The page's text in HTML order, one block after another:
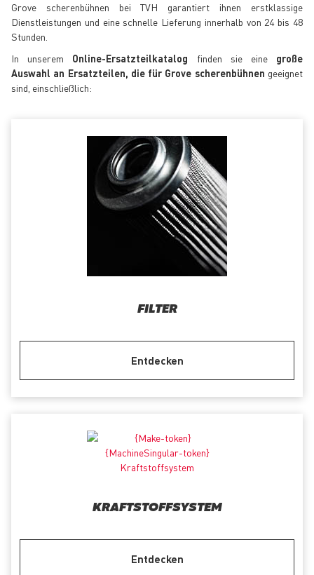
Grove scherenbühnen bei TVH garantiert ihnen erstklassige
Dienstleistungen und eine schnelle Lieferung innerhalb von 24 bis 48
Stunden.
In unserem Online-Ersatzteilkatalog finden sie eine große
Auswahl an Ersatzteilen, die für Grove scherenbühnen geeignet
sind, einschließlich:
FILTER
Entdecken
KRAFTSTOFFSYSTEM
Entdecken